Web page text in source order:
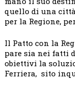
quello di una
per la Regione,
Il Patto con la
pare sia nei fatti
obiettivi la
Ferriera, sito